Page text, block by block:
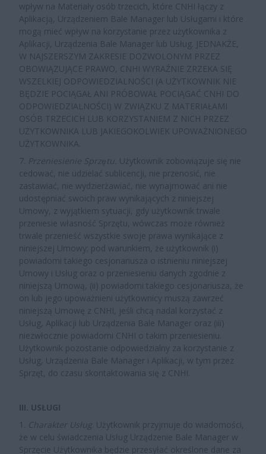
wpływ na Materiały osób trzecich, które CNHI łączy z
Aplikacją, Urządzeniem Bale Manager lub Usługami i które
mogą mieć wpływ na korzystanie przez użytkownika z
Aplikacji, Urządzenia Bale Manager lub Usług. JEDNAKŻE,
W NAJSZERSZYM ZAKRESIE DOZWOLONYM PRZEZ
OBOWIĄZUJĄCE PRAWO, CNHI WYRAŹNIE ZRZEKA SIĘ
WSZELKIEJ ODPOWIEDZIALNOŚCI (A UŻYTKOWNIK NIE
BĘDZIE POCIĄGAŁ ANI PRÓBOWAŁ POCIĄGAĆ CNHI DO
ODPOWIEDZIALNOŚCI) W ZWIĄZKU Z MATERIAŁAMI
OSÓB TRZECICH LUB KORZYSTANIEM Z NICH PRZEZ
UŻYTKOWNIKA LUB JAKIEGOKOLWIEK UPOWAŻNIONEGO
UŻYTKOWNIKA.
7. Przeniesienie Sprzętu Użytkownik zobowiązuje się nie
cedować, nie udzielać sublicencji, nie przenosić, nie
zastawiać, nie wydzierżawiać, nie wynajmować ani nie
udostępniać swoich praw wynikających z niniejszej
Umowy, z wyjątkiem sytuacji, gdy użytkownik trwale
przeniesie własność Sprzętu, wówczas może również
trwale przenieść wszystkie swoje prawa wynikające z
niniejszej Umowy; pod warunkiem, że użytkownik (i)
powiadomi takiego cesjonariusza o istnieniu niniejszej
Umowy i Usług oraz o przeniesieniu danych zgodnie z
niniejszą Umową, (ii) powiadomi takiego cesjonariusza, że
on lub jego upoważnieni użytkownicy muszą zawrzeć
niniejszą Umowę z CNHI, jeśli chcą nadal korzystać z
Usług, Aplikacji lub Urządzenia Bale Manager oraz (iii)
niezwłocznie powiadomi CNHI o takim przeniesieniu.
Użytkownik pozostanie odpowiedzialny za korzystanie z
Usług, Urządzenia Bale Manager i Aplikacji, w tym przez
Sprzęt, do czasu skontaktowania się z CNHI.
III. USŁUGI
1.
Charakter Usług . Użytkownik przyjmuje do wiadomości,
że w celu świadczenia Usług Urządzenie Bale Manager w
Sprzęcie Użytkownika będzie przesyłać określone dane za